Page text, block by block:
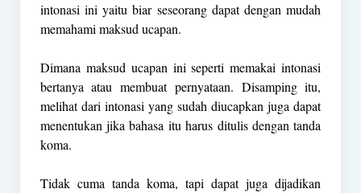
intonasi ini yaitu biar seseorang dapat dengan mudah
memahami maksud ucapan.
Dimana maksud ucapan ini seperti memakai intonasi
bertanya atau membuat pernyataan. Disamping itu,
melihat dari intonasi yang sudah diucapkan juga dapat
menentukan jika bahasa itu harus ditulis dengan tanda
koma.
Tidak cuma tanda koma, tapi dapat juga dijadikan